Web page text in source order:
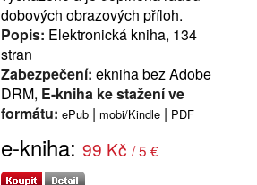
dobových obrazových příloh.
Popis: Elektronická kniha, 134
stran
Zabezpečení: ekniha bez Adobe
DRM, E-kniha ke stažení ve
formátu: ePub | mobi/Kindle | PDF
e-kniha: 99 Kč / 5 €